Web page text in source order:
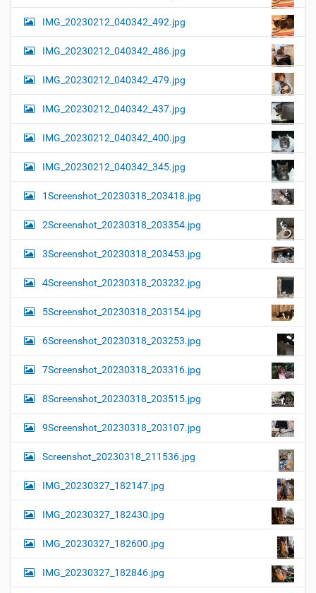
IMG_20230212_040342_492.jpg
IMG_20230212_040342_486.jpg
IMG_20230212_040342_479.jpg
IMG_20230212_040342_437.jpg
IMG_20230212_040342_400.jpg
IMG_20230212_040342_345.jpg
1Screenshot_20230318_203418.jpg
2Screenshot_20230318_203354.jpg
3Screenshot_20230318_203453.jpg
4Screenshot_20230318_203232.jpg
5Screenshot_20230318_203154.jpg
6Screenshot_20230318_203253.jpg
7Screenshot_20230318_203316.jpg
8Screenshot_20230318_203515.jpg
9Screenshot_20230318_203107.jpg
Screenshot_20230318_211536.jpg
IMG_20230327_182147.jpg
IMG_20230327_182430.jpg
IMG_20230327_182600.jpg
IMG_20230327_182846.jpg